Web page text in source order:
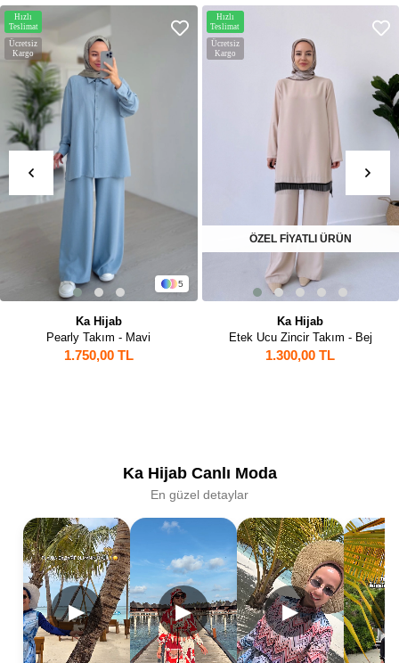
5
Ka Hijab
Pearly Takım - Mavi
1.750,00 TL
Ücretsiz
Kargo
Hızlı
Teslimat
Ka Hijab
Etek Ucu Zincir Takım - Bej
1.300,00 TL
Ücretsiz
Kargo
Hızlı
Teslimat
ÖZEL FİYATLI ÜRÜN
Ka Hijab Canlı Moda
En güzel detaylar
▶ ▶ ▶